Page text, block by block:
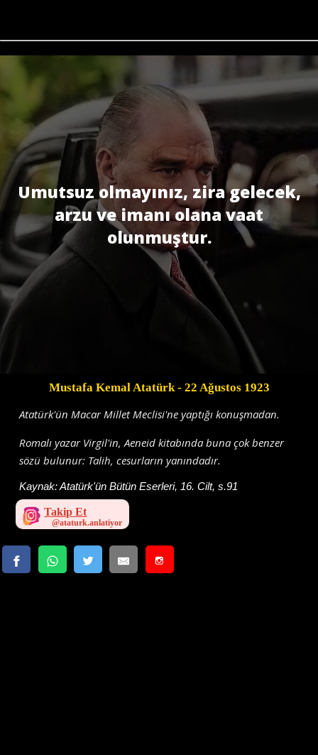
Umutsuz olmayınız, zira gelecek,
arzu ve imanı olana vaat
olunmuştur.
Mustafa Kemal Atatürk- 22 Ağustos 1923
Atatürk'ün Macar Millet Meclisi'ne yaptığı konuşmadan.
Romalı yazar Virgil'in, Aeneid kitabında buna çok benzer
sözü bulunur: Talih, cesurların yanındadır.
Kaynak:Atatürk'ün Bütün Eserleri, 16. Cilt, s.91
Takip Et